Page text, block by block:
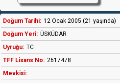
Doğum Tarihi: 12 Ocak 2005 (21 yaşında)
Doğum Yeri: ÜSKÜDAR
Uyruğu: TC
TFF Lisans No: 2617478
Mevkisi: